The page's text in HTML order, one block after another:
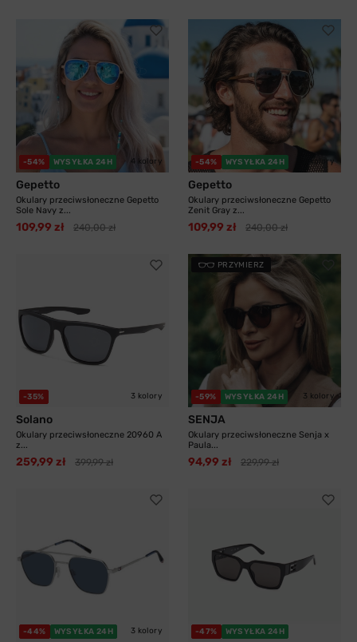
-54% WYSYŁKA 24H 4 kolory
Gepetto
Okulary przeciwsłoneczne Gepetto
Sole Navy z...
109,99 zł 240,00 zł
-54% WYSYŁKA 24H 3 kolory
Gepetto
Okulary przeciwsłoneczne Gepetto
Zenit Gray z...
109,99 zł 240,00 zł
-35% 3 kolory
Solano
Okulary przeciwsłoneczne 20960 A
z...
259,99 zł 399,99 zł
PRZYMIERZ
-59% WYSYŁKA 24H 3 kolory
SENJA
Okulary przeciwsłoneczne Senja x
Paula...
94,99 zł 229,99 zł
-44% WYSYŁKA 24H 3 kolory -47% WYSYŁKA 24H